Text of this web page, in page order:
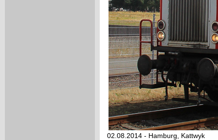
02.08.2014 - Hamburg, Kattwyk